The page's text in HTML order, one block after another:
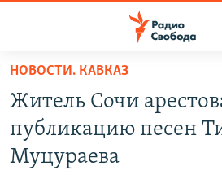
упрощенного
доступа
Вернуться
основному
ПОДКАСТЫ
АВТОРСКИЕ ПРОЕКТЫ
НОВОСТИ. КАВКАЗ
Житель Сочи
публикацию песен
Муцураева